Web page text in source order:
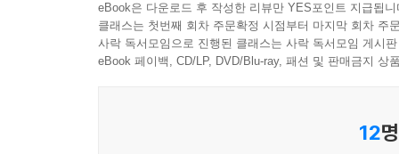
eBook은 다운로드 후 작성한 리뷰만 YES포인트 지급됩니
클래스는 첫번째 회차 주문확정 시점부터 마지막 회차 주
사락 독서모임으로 진행된 클래스는 사락 독서모임 게시
eBook 페이백, CD/LP, DVD/Blu-ray, 패션 및 판매금지 상
12